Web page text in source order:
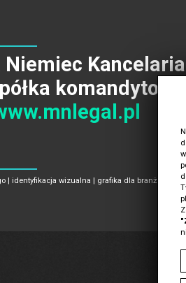
komandytowa.
| identyfikacja wizualna | grafika dla branży